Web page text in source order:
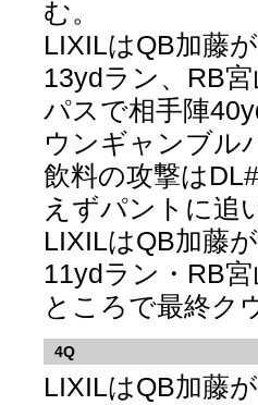
む。
LIXILはQB加藤
13ydラン、RB
パスで相手陣
ウンギャンブル
飲料の攻撃は
えずパントに追
LIXILはQB加藤
11ydラン・RB
ところで最終ク
4Q
LIXILはQB加藤